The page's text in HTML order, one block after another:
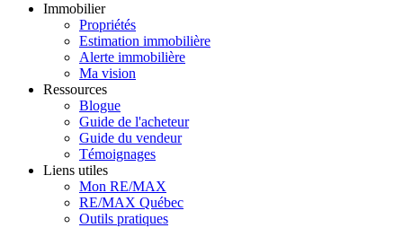
Immobilier
Propriétés
Estimation immobilière
Alerte immobilière
Ma vision
Ressources
Blogue
Guide de l'acheteur
Guide du vendeur
Témoignages
Liens utiles
Mon RE/MAX
RE/MAX Québec
Outils pratiques